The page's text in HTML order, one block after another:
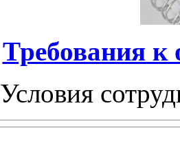
Требования к
Условия